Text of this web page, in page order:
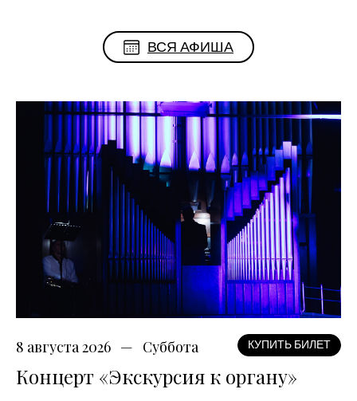
ВСЯ АФИША
8 августа 2026 Суббота КУПИТЬ БИЛЕТ
Концерт «Экскурсия к органу»